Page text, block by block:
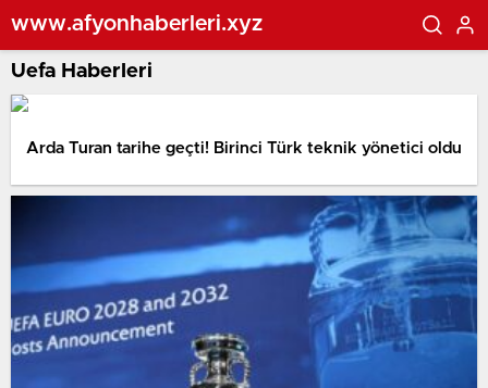
www.afyonhaberleri.xyz
Uefa Haberleri
Arda Turan tarihe geçti! Birinci Türk teknik yönetici oldu